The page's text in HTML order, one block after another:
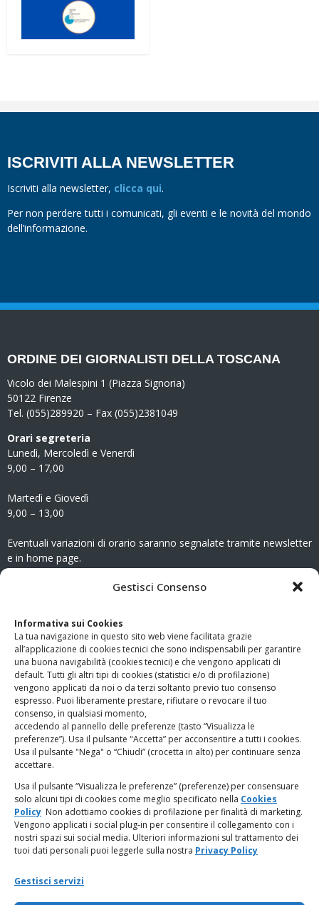
Gestisci Consenso
Informativa sui Cookies
La tua navigazione in questo sito web viene facilitata grazie
all’applicazione di cookies tecnici che sono indispensabili per garantire
una buona navigabilità (cookies tecnici) e che vengono applicati di
default. Tutti gli altri tipi di cookies (statistici e/o di profilazione)
vengono applicati da noi o da terzi soltanto previo tuo consenso
espresso. Puoi liberamente prestare, rifiutare o revocare il tuo
consenso, in qualsiasi momento,
accedendo al pannello delle preferenze (tasto “Visualizza le
preferenze”). Usa il pulsante "Accetta” per acconsentire a tutti i cookies.
Usa il pulsante "Nega" o “Chiudi” (crocetta in alto) per continuare senza
accettare.
Usa il pulsante “Visualizza le preferenze” (preferenze) per consensuare
solo alcuni tipi di cookies come meglio specificato nella Cookies
Policy Non adottiamo cookies di profilazione per finalità di marketing.
Vengono applicati i social plug-in per consentire il collegamento con i
nostri spazi sui social media. Ulteriori informazioni sul trattamento dei
tuoi dati personali puoi leggerle sulla nostra Privacy Policy
Gestisci servizi
ISCRIVITI ALLA NEWSLETTER
Iscriviti alla newsletter, clicca qui.
Per non perdere tutti i comunicati, gli eventi e le novità del mondo
dell’informazione.
ORDINE DEI GIORNALISTI DELLA TOSCANA
Vicolo dei Malespini 1 (Piazza Signoria)
50122 Firenze
Tel. (055)289920 – Fax (055)2381049
Orari segreteria
Lunedì, Mercoledì e Venerdì
9,00 – 17,00
Martedì e Giovedì
9,00 – 13,00
Eventuali variazioni di orario saranno segnalate tramite newsletter
e in home page.
www.odg.toscana.it – testata registrata presso il Tribunale di
Firenze al nr. 5208 dell’ 08.10.2002. Direttore responsabile:
Giampaolo Marchini – C.F. 80005790482
LINK UTILI
PagoPA
Privacy Policy
Regolamento categorie particolari di dati personali e dati
giudiziari
Amministrazione Trasparente